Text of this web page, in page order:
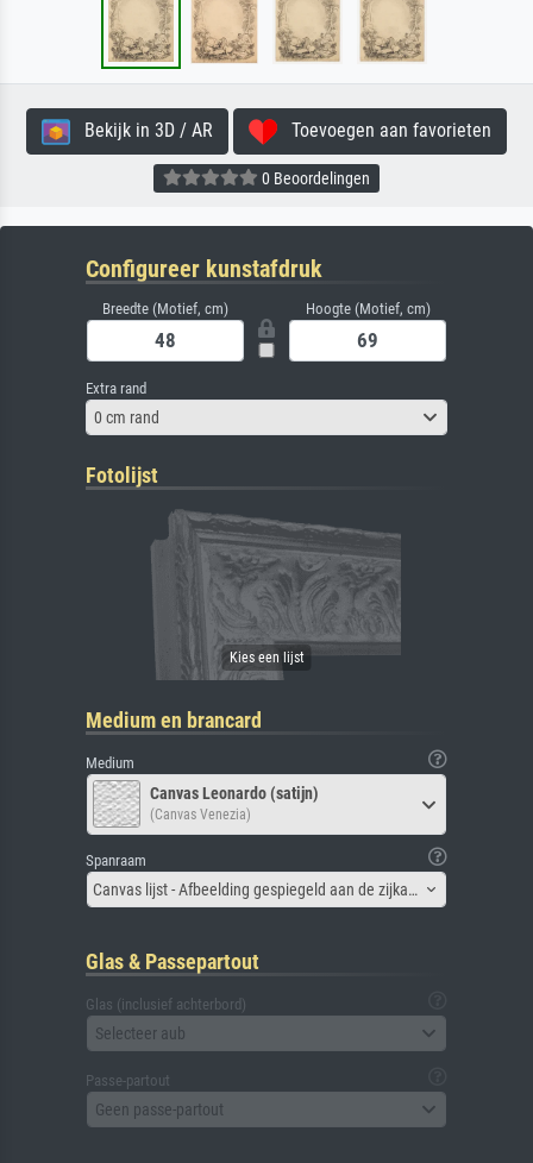
Bekijk in 3D / AR Toevoegen aan favorieten
0 Beoordelingen
Configureer kunstafdruk
Breedte (Motief, cm) Hoogte (Motief, cm)
Extra rand
0 cm rand
Fotolijst
Medium en brancard
Medium
Canvas Leonardo (satijn)
(Canvas Venezia)
Spanraam
Canvas lijst - Afbeelding gespiegeld aan de zijkant
Glas & Passepartout
Glas (inclusief achterbord)
Selecteer aub
Passe-partout
Geen passe-partout